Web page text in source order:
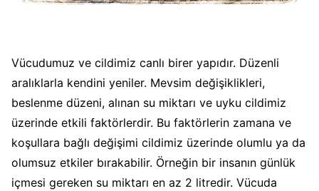
Vücudumuz ve cildimiz canlı birer yapıdır. Düzenli
aralıklarla kendini yeniler. Mevsim değişiklikleri,
beslenme düzeni, alınan su miktarı ve uyku cildimiz
üzerinde etkili faktörlerdir. Bu faktörlerin zamana ve
koşullara bağlı değişimi cildimiz üzerinde olumlu ya da
olumsuz etkiler bırakabilir. Örneğin bir insanın günlük
içmesi gereken su miktarı en az 2 litredir. Vücuda